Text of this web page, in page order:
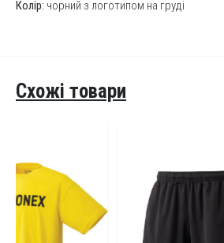
Колір: чорний з логотипом на груді
Схожі товари